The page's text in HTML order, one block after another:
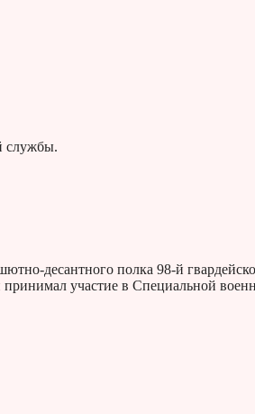
службы.
десантного полка 98-й
участие в Специальной